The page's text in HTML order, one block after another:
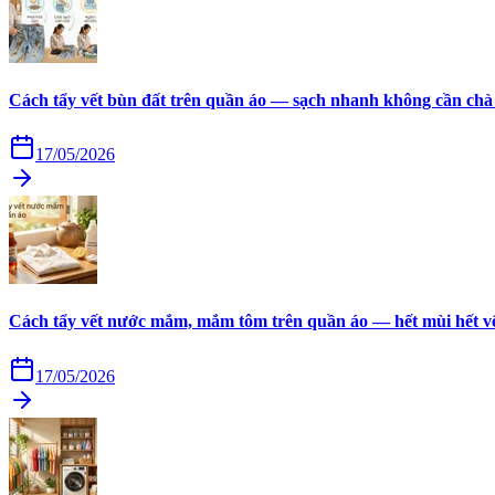
Cách tẩy vết bùn đất trên quần áo — sạch nhanh không cần
17/05/2026
Cách tẩy vết nước mắm, mắm tôm trên quần áo — hết mùi hết
17/05/2026